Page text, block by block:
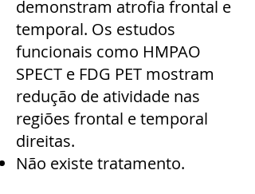
demonstram atrofia frontal e
temporal. Os estudos
funcionais como HMPAO
SPECT e FDG PET mostram
redução de atividade nas
regiões frontal e temporal
direitas.
Não existe tratamento.